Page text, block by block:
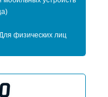
физических лиц